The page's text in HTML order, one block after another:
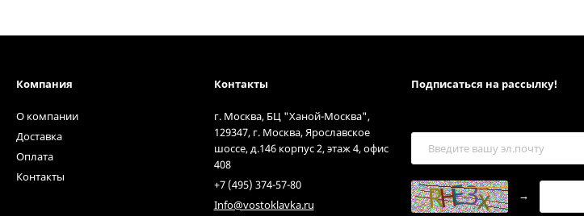
Компания
О компании
Доставка
Оплата
Контакты
Контакты
г. Москва, БЦ "Ханой-Москва",
129347, г. Москва, Ярославское
шоссе, д.146 корпус 2, этаж 4, офис
408
+7 (495) 374-57-80
Info@vostoklavka.ru
Подписаться на рассылкy!
→